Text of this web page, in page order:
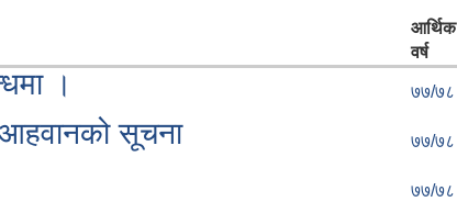
आर्थिक
वर्ष
। ७७/७८
सूचना ७७/७८
७७/७८